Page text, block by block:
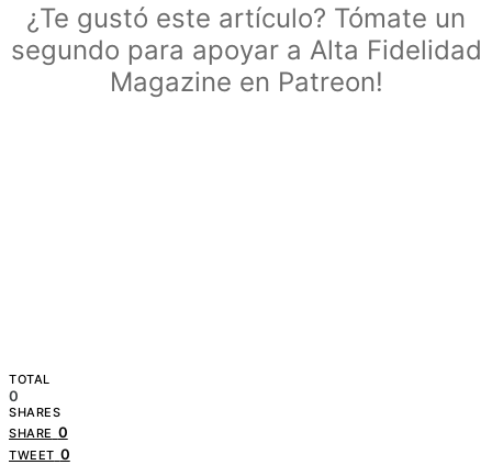
¿Te gustó este artículo? Tómate un
segundo para apoyar a Alta Fidelidad
Magazine en Patreon!
TOTAL
0
SHARES
SHARE 0
TWEET 0